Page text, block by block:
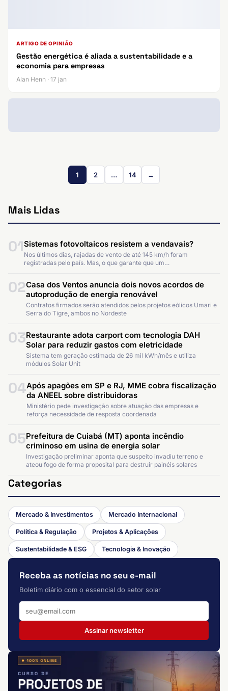
ARTIGO DE OPINIÃO
Gestão energética é aliada a sustentabilidade e a
economia para empresas
Alan Henn · 17 jan
1 2 … 14 →
Mais Lidas
01Sistemas fotovoltaicos resistem a vendavais?
Nos últimos dias, rajadas de vento de até 145 km/h foram
registradas pelo país. Mas, o que garante que um…
02Casa dos Ventos anuncia dois novos acordos de
autoprodução de energia renovável
Contratos firmados serão atendidos pelos projetos eólicos Umari e
Serra do Tigre, ambos no Nordeste
03Restaurante adota carport com tecnologia DAH
Solar para reduzir gastos com eletricidade
Sistema tem geração estimada de 26 mil kWh/mês e utiliza
módulos Solar Unit
04Após apagões em SP e RJ, MME cobra fiscalização
da ANEEL sobre distribuidoras
Ministério pede investigação sobre atuação das empresas e
reforça necessidade de resposta coordenada
05Prefeitura de Cuiabá (MT) aponta incêndio
criminoso em usina de energia solar
Investigação preliminar aponta que suspeito invadiu terreno e
ateou fogo de forma proposital para destruir painéis solares
Categorias
Mercado & Investimentos Mercado Internacional
Política & Regulação Projetos & Aplicações
Sustentabilidade & ESG Tecnologia & Inovação
Receba as notícias no seu e-mail
Boletim diário com o essencial do setor solar
Assinar newsletter